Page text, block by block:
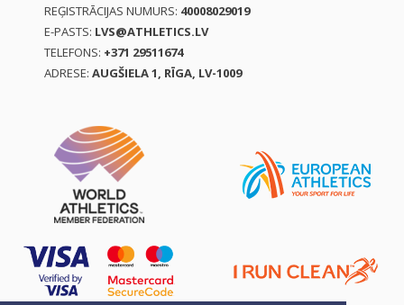
REĢISTRĀCIJAS NUMURS: 40008029019
E-PASTS: LVS@ATHLETICS.LV
TELEFONS: +371 29511674
ADRESE: AUGŠIELA 1, RĪGA, LV-1009